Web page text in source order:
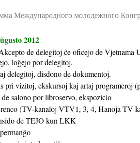
Международного молодежного
2012
de delegitoj ĉe oficejo de
loĝejo por delegitoj.
delegitoj, disdono de dokumentoj.
pri vizitoj, ekskursoj kaj artaj programeroj
salonopor libroservo, ekspozicio
(TV-kanaloj VTV1, 3, 4, Hanoja TV
de TEJO kun LKK